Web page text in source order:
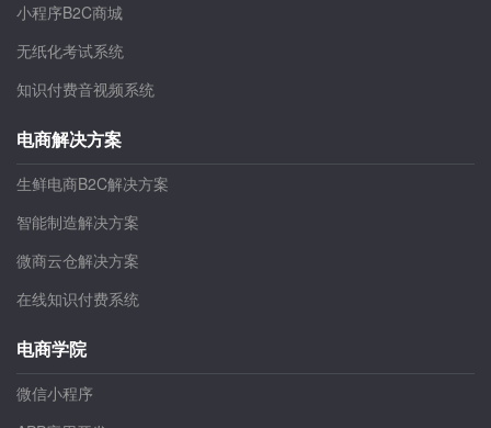
小程序B2C商城
无纸化考试系统
知识付费音视频系统
电商解决方案
生鲜电商B2C解决方案
智能制造解决方案
微商云仓解决方案
在线知识付费系统
电商学院
微信小程序